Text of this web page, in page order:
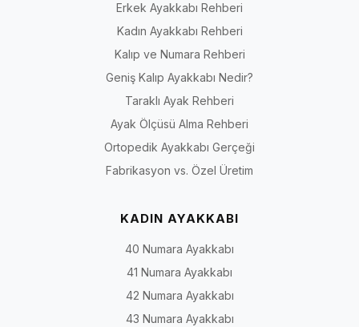
Erkek Ayakkabı Rehberi
Kadın Ayakkabı Rehberi
Kalıp ve Numara Rehberi
Geniş Kalıp Ayakkabı Nedir?
Taraklı Ayak Rehberi
Ayak Ölçüsü Alma Rehberi
Ortopedik Ayakkabı Gerçeği
Fabrikasyon vs. Özel Üretim
KADIN AYAKKABI
40 Numara Ayakkabı
41 Numara Ayakkabı
42 Numara Ayakkabı
43 Numara Ayakkabı